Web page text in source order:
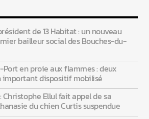
de 13 Habitat : un nouveau
bailleur social des Bouches-du-
Port en proie aux flammes : deux
important dispositif mobilisé
Christophe Ellul fait appel de sa
du chien Curtis suspendue